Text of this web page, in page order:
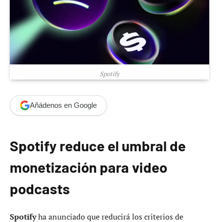
Spotify
Añádenos en Google
Spotify reduce el umbral de
monetización para video
podcasts
Spotifyha anunciado que reducirá los criterios de